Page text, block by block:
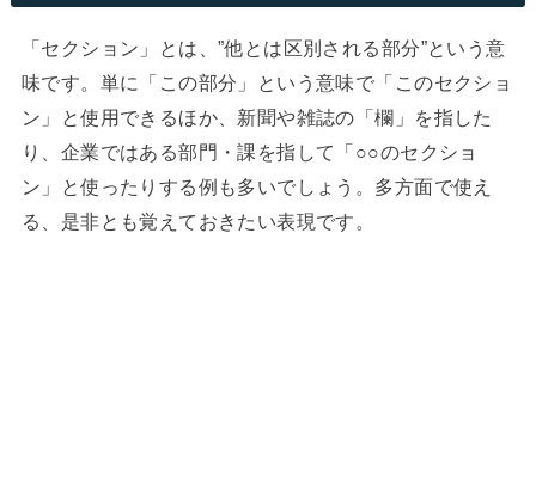
「セクション」とは、”他とは区別される部分”という意
味です。単に「この部分」という意味で「このセクショ
ン」と使用できるほか、新聞や雑誌の「欄」を指した
り、企業ではある部門・課を指して「○○のセクショ
ン」と使ったりする例も多いでしょう。多方面で使え
る、是非とも覚えておきたい表現です。